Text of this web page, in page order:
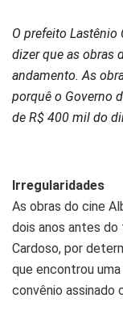
O prefeito Lastênio
dizer que as obras
andamento. As
porquê o Governo
de R$ 400 mil do
Irregularidades
As obras do cine
dois anos antes
Cardoso, por
que encontrou
convênio assinado